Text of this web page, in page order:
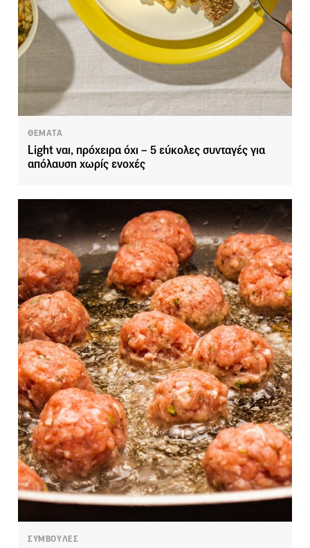
ΘΕΜΑΤΑ
Light ναι, πρόχειρα όχι – 5 εύκολες συνταγές για
απόλαυση χωρίς ενοχές
ΣΥΜΒΟΥΛΕΣ